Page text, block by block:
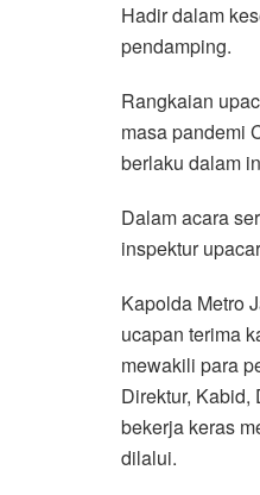
Hadir dalam
pendamping.
Rangkaian
masa pandemi
berlaku dalam
Dalam acara
inspektur
Kapolda Metro
ucapan terima
mewakili para
Direktur, Kabid,
bekerja keras
dilalui.